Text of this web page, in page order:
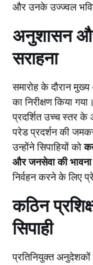
और उनके उज्ज्वल
अनुशासन
सराहना
​समारोह के दौरान मुख्य
का निरीक्षण किया
प्रदर्शित उच्च स्तर
परेड प्रदर्शन की
उन्होंने सिपाहियों को
और जनसेवा की भावना
निर्वहन करने के लिए
कठिन
सिपाही
​प्रतिनियुक्त अनुदेशकों